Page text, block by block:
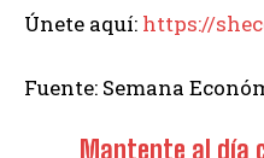
Únete aquí: https://
Fuente: Semana
Mantente al día